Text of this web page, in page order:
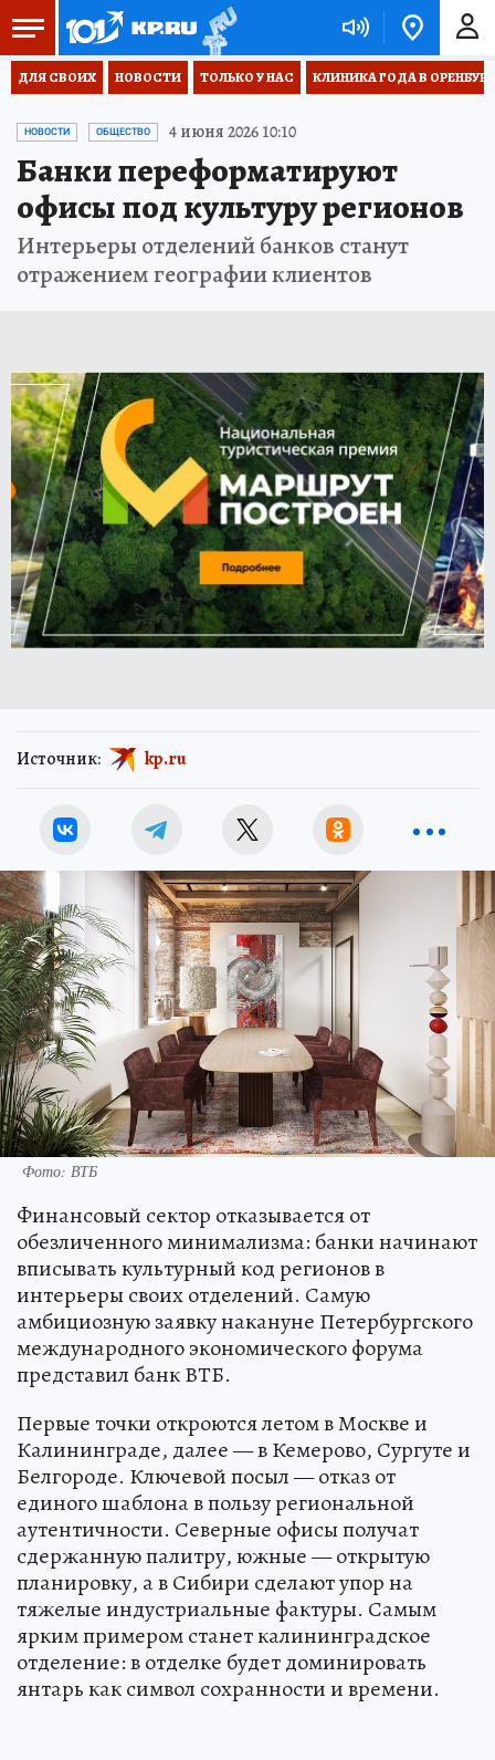
ДЛЯ СВОИХ НОВОСТИ ТОЛЬКО У НАС КЛИНИКА ГОДА В
НОВОСТИ ОБЩЕСТВО 4 июня 2026 10:10
Банки переформатируют
офисы под культуру регионов
Интерьеры отделений банков станут
отражением географии клиентов
Источник: kp.ru
Фото: ВТБ
Финансовый сектор отказывается от
обезличенного минимализма: банки начинают
вписывать культурный код регионов в
интерьеры своих отделений. Самую
амбициозную заявку накануне Петербургского
международного экономического форума
представил банк ВТБ.
Первые точки откроются летом в Москве и
Калининграде, далее — в Кемерово, Сургуте и
Белгороде. Ключевой посыл — отказ от
единого шаблона в пользу региональной
аутентичности. Северные офисы получат
сдержанную палитру, южные — открытую
планировку, а в Сибири сделают упор на
тяжелые индустриальные фактуры. Самым
ярким примером станет калининградское
отделение: в отделке будет доминировать
янтарь как символ сохранности и времени.